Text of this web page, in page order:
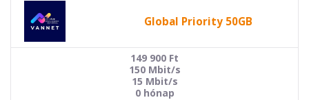
Global Priority 50GB
149 900 Ft
150 Mbit/s
15 Mbit/s
0 hónap